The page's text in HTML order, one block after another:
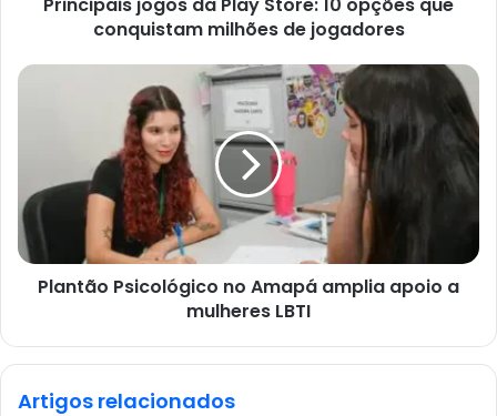
conquistam milhões de jogadores
Plantão Psicológico no Amapá amplia apoio a
mulheres LBTI
Artigos relacionados